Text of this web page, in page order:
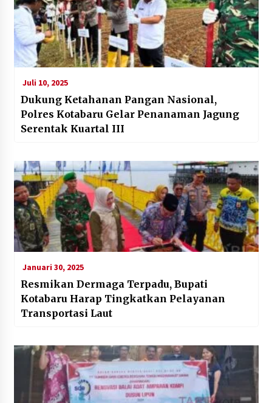
Juli 10, 2025
Dukung Ketahanan Pangan Nasional,
Polres Kotabaru Gelar Penanaman Jagung
Serentak Kuartal III
Januari 30, 2025
Resmikan Dermaga Terpadu, Bupati
Kotabaru Harap Tingkatkan Pelayanan
Transportasi Laut